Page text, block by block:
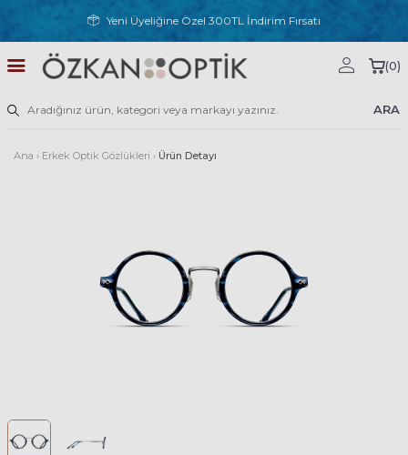
Yeni Üyeliğine Özel 300TL İndirim Fırsatı
ARA
(0)
Ana › Erkek Optik Gözlükleri › Ürün Detayı